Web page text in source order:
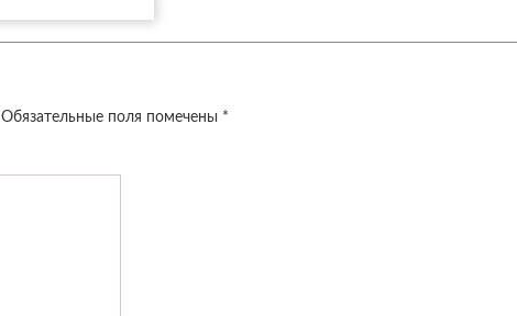
Обязательные поля помечены *